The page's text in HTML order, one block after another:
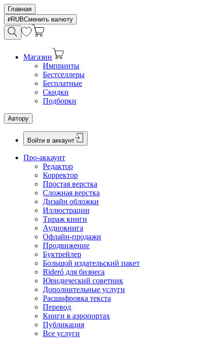
Главная
RUBСменить валюту
Магазин
Импринты
Бестселлеры
Бесплатные
Скидки
Подборки
Автору
Войти в аккаунт
Про-аккаунт
Редактор
Корректор
Простая верстка
Сложная верстка
Дизайн обложки
Иллюстрации
Тираж книги
Аудиокнига
Офлайн-продажи
Продвижение
Буктрейлер
Большой издательский пакет
Rideró для бизнеса
Юридический советник
Дополнительные услуги
Расшифровка текста
Перевод
Книги в аэропортах
Публикация
Все услуги